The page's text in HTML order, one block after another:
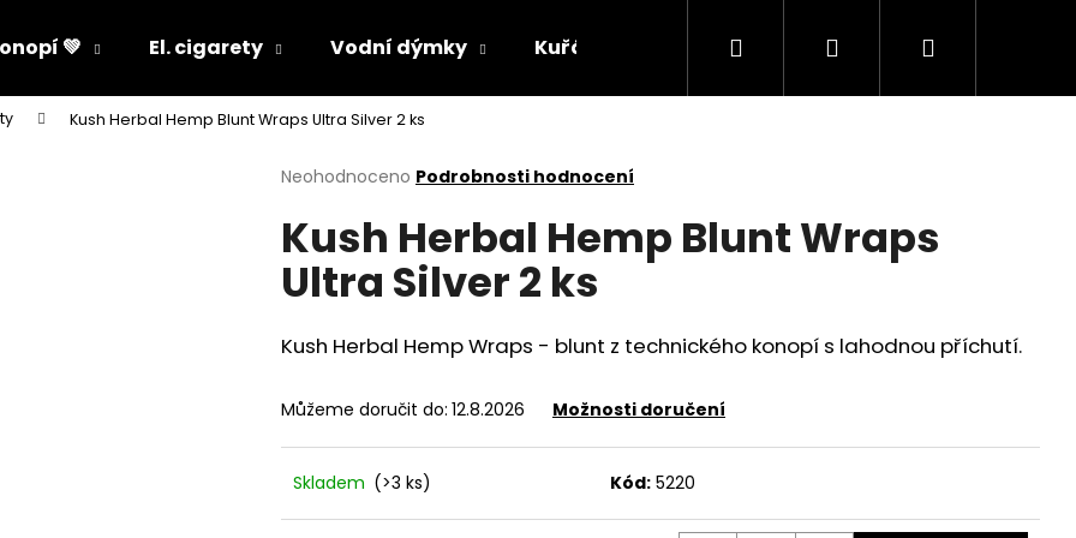
💚 El. cigarety Vodní dýmky Kuřácké potřeby Žvýkací tabák
Hledat PřihlášeníNákupní
Kush Herbal Hemp Blunt Wraps Ultra Silver 2 ks
Průměrné
produktu
je
0,0
z
hvězdiček.
Neohodnoceno Podrobnosti hodnocení
Kush Herbal Hemp Blunt Wraps
Ultra Silver 2 ks
Kush Herbal Hemp Wraps - blunt z technického konopí s lahodnou příchutí.
Můžeme doručit do: 12.8.2026 Možnosti doručení
Skladem (>3 ks) Kód: 5220
Co potřebujete najít?
HLEDAT